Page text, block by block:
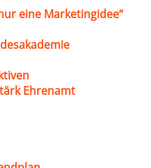
eine Marketingidee“
Ehrenamt